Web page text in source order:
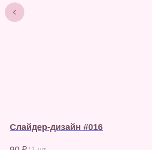
Слайдер-дизайн #016